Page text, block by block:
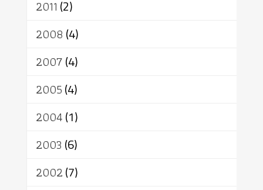
2011 (2)
2008 (4)
2007(4)
2005(4)
2004(1)
2003 (6)
2002(7)